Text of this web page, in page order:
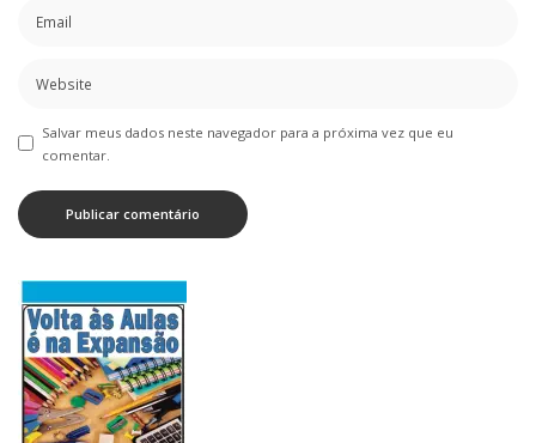
Salvar meus dados neste navegador para a próxima vez que eu
comentar.